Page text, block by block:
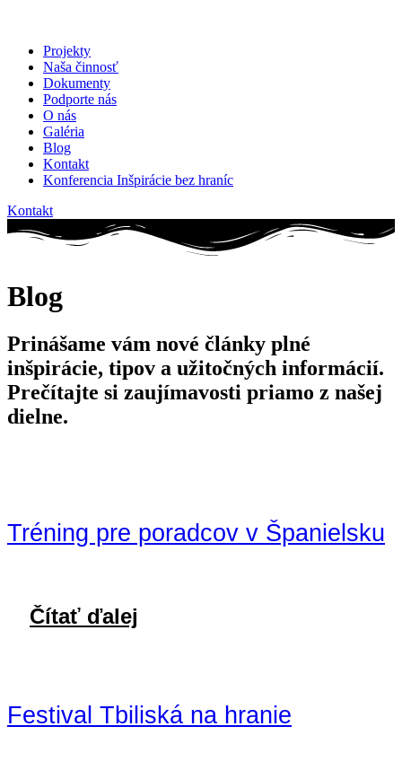
Projekty
Naša činnosť
Dokumenty
Podporte nás
O nás
Galéria
Blog
Kontakt
Konferencia Inšpirácie bez hraníc
Kontakt
Blog
Prinášame vám nové články plné
inšpirácie, tipov a užitočných informácií.
Prečítajte si zaujímavosti priamo z našej
dielne.
Tréning pre poradcov v Španielsku
Čítať ďalej
Festival Tbiliská na hranie